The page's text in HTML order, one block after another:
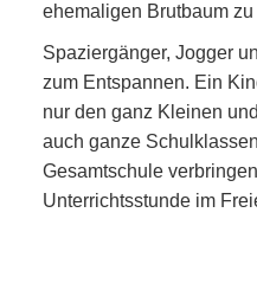
ehemaligen Brutbaum zu
Spaziergänger, Jogger
zum Entspannen. Ein
nur den ganz Kleinen
auch ganze
Gesamtschule
Unterrichtsstunde im